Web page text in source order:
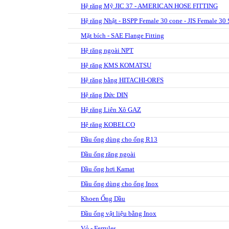
Hệ răng Mỹ JIC 37 - AMERICAN HOSE FITTING
Hệ răng Nhật - BSPP Female 30 cone - JIS Female 30
Mặt bích - SAE Flange Fitting
Hệ răng ngoài NPT
Hệ răng KMS KOMATSU
Hệ răng bằng HITACHI-ORFS
Hệ răng Đức DIN
Hệ răng Liên Xô GAZ
Hệ răng KOBELCO
Đầu ống dùng cho ống R13
Đầu ống răng ngoài
Đầu ống hơi Kamat
Đầu ống dùng cho ống Inox
Khoen Ống Dầu
Đầu ống vật liệu bằng Inox